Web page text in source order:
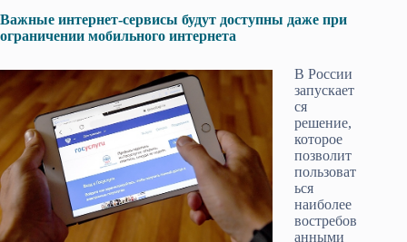
Важные интернет-сервисы будут доступны даже при
ограничении мобильного интернета
В России
запускает
ся
решение,
которое
позволит
пользоват
ься
наиболее
востребов
анными